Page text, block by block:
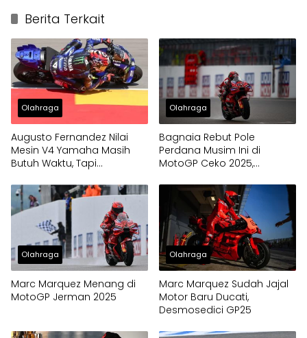
Berita Terkait
Olahraga
Augusto Fernandez Nilai
Mesin V4 Yamaha Masih
Butuh Waktu, Tapi
Olahraga
Bagnaia Rebut Pole
Perdana Musim Ini di
MotoGP Ceko 2025,
Olahraga
Marc Marquez Menang di
MotoGP Jerman 2025
Olahraga
Marc Marquez Sudah Jajal
Motor Baru Ducati,
Desmosedici GP25